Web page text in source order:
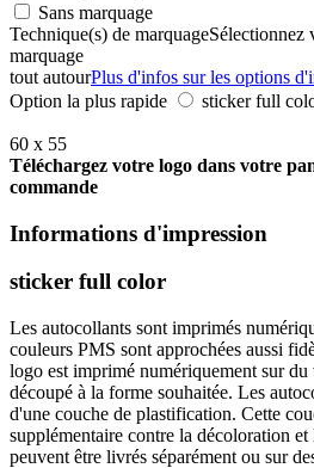
Sans marquage
Technique(s) de marquageSélectionnez
marquage
tout autourPlus d'infos sur les options
Option la plus rapide
sticker full
60 x 55
Téléchargez votre logo dans votre
commande
Informations d'impression
sticker full color
Les autocollants sont imprimés
couleurs PMS sont approchées aussi
logo est imprimé numériquement sur
découpé à la forme souhaitée. Les
d'une couche de plastification. Cette
supplémentaire contre la décoloration
peuvent être livrés séparément ou sur